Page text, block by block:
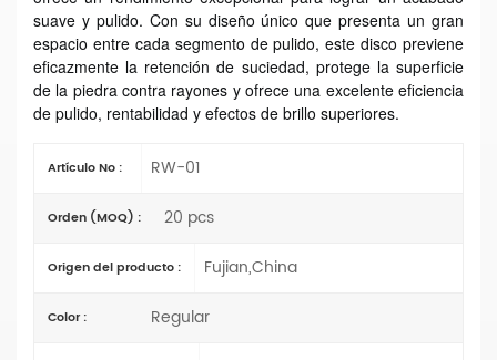
suave y pulido. Con su diseño único que presenta un gran
espacio entre cada segmento de pulido, este disco previene
eficazmente la retención de suciedad, protege la superficie
de la piedra contra rayones y ofrece una excelente eficiencia
de pulido, rentabilidad y efectos de brillo superiores.
Artículo No : RW-01
Orden (MOQ) : 20 pcs
Origen del producto : Fujian,China
Color : Regular